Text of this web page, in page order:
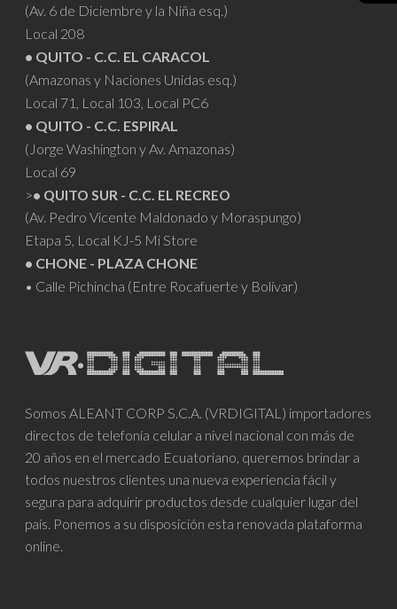
(Av. 6 de Diciembre y la Niña esq.)
Local 208
• QUITO - C.C. EL CARACOL
(Amazonas y Naciones Unidas esq.)
Local 71, Local 103, Local PC6
• QUITO - C.C. ESPIRAL
(Jorge Washington y Av. Amazonas)
Local 69
>• QUITO SUR - C.C. EL RECREO
(Av. Pedro Vicente Maldonado y Moraspungo)
Etapa 5, Local KJ-5 Mi Store
• CHONE - PLAZA CHONE
• Calle Pichincha (Entre Rocafuerte y Bolívar)
Somos ALEANT CORP S.C.A. (VRDIGITAL) importadores
directos de telefonía celular a nivel nacional con más de
20 años en el mercado Ecuatoriano, queremos brindar a
todos nuestros clientes una nueva experiencia fácil y
segura para adquirir productos desde cualquier lugar del
país. Ponemos a su disposición esta renovada plataforma
online.